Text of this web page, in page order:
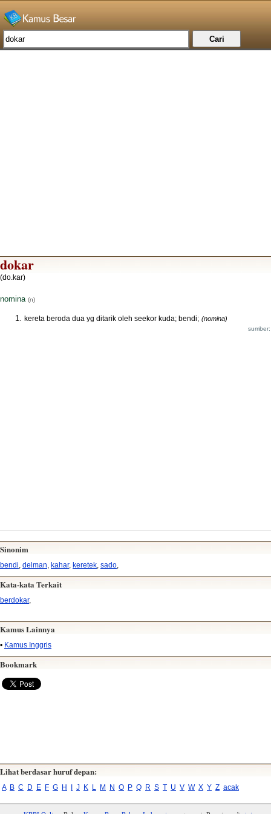
dokar
(do.kar)
nomina (n)
kereta beroda dua yg ditarik oleh seekor kuda; bendi; (nomina)
Sinonim
bendi delman kahar, keretek sado
Kata-kata Terkait
berdokar,
Kamus Lainnya
• Kamus Inggris
Bookmark
Lihat berdasar huruf depan:
A B C D E F G H I J K L M N O P Q R S T U V W X Y Z acak